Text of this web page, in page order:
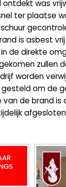
was
ter plaatse
is asbest
de direkte
zullen
worden
gesteld om de
van de brand is